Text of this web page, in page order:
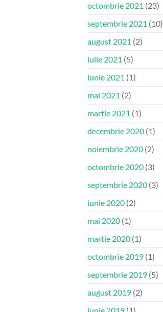
octombrie 2021 (23)
septembrie 2021 (10)
august 2021 (2)
iulie 2021 (5)
iunie 2021 (1)
mai 2021 (2)
martie 2021 (1)
decembrie 2020 (1)
noiembrie 2020 (2)
octombrie 2020 (3)
septembrie 2020 (3)
iunie 2020 (2)
mai 2020 (1)
martie 2020 (1)
octombrie 2019 (1)
septembrie 2019 (5)
august 2019 (2)